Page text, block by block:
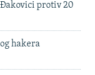
Đakovici protiv 20
hakera